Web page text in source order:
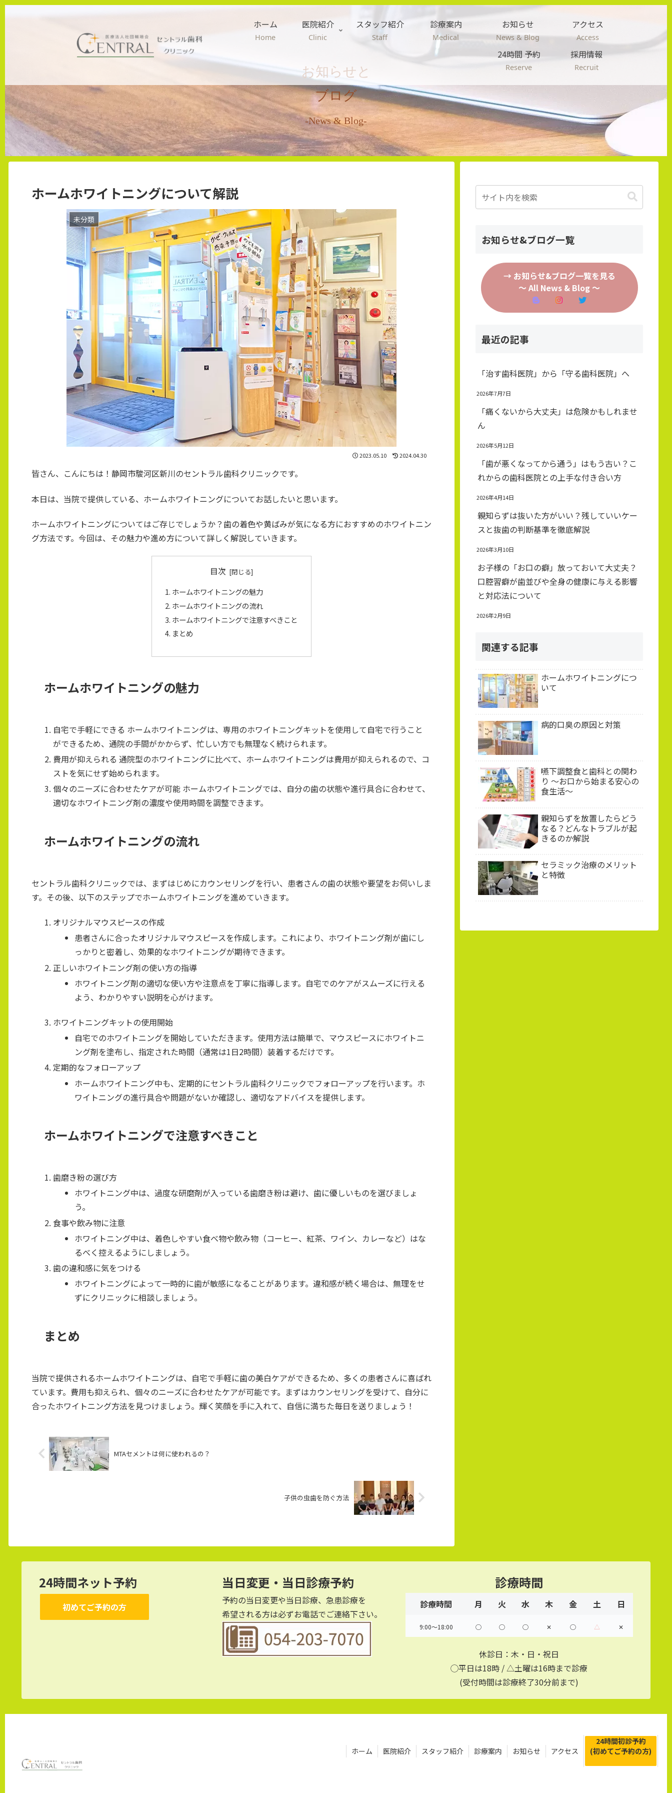
お知らせと
ブログ
-News & Blog-
ホーム
Home
医院紹介
Clinic
スタッフ紹介
Staff
診療案内
Medical
お知らせ
News & Blog
アクセス
Access
24時間 予約
Reserve
採用情報
Recruit
ホームホワイトニングについて解説
未分類
2023.05.10 2024.04.30
皆さん、こんにちは！静岡市駿河区新川のセントラル歯科クリニックです。
本日は、当院で提供している、ホームホワイトニングについてお話したいと思います。
ホームホワイトニングについてはご存じでしょうか？歯の着色や黄ばみが気になる方におすすめのホワイトニン
グ方法です。今回は、その魅力や進め方について詳しく解説していきます。
目次
ホームホワイトニングの魅力
ホームホワイトニングの流れ
ホームホワイトニングで注意すべきこと
まとめ
ホームホワイトニングの魅力
自宅で手軽にできる ホームホワイトニングは、専用のホワイトニングキットを使用して自宅で行うこと
ができるため、通院の手間がかからず、忙しい方でも無理なく続けられます。
費用が抑えられる 通院型のホワイトニングに比べて、ホームホワイトニングは費用が抑えられるので、コ
ストを気にせず始められます。
個々のニーズに合わせたケアが可能 ホームホワイトニングでは、自分の歯の状態や進行具合に合わせて、
適切なホワイトニング剤の濃度や使用時間を調整できます。
ホームホワイトニングの流れ
セントラル歯科クリニックでは、まずはじめにカウンセリングを行い、患者さんの歯の状態や要望をお伺いしま
す。その後、以下のステップでホームホワイトニングを進めていきます。
オリジナルマウスピースの作成
患者さんに合ったオリジナルマウスピースを作成します。これにより、ホワイトニング剤が歯にし
っかりと密着し、効果的なホワイトニングが期待できます。
正しいホワイトニング剤の使い方の指導
ホワイトニング剤の適切な使い方や注意点を丁寧に指導します。自宅でのケアがスムーズに行える
よう、わかりやすい説明を心がけます。
ホワイトニングキットの使用開始
自宅でのホワイトニングを開始していただきます。使用方法は簡単で、マウスピースにホワイトニ
ング剤を塗布し、指定された時間（通常は1日2時間）装着するだけです。
定期的なフォローアップ
ホームホワイトニング中も、定期的にセントラル歯科クリニックでフォローアップを行います。ホ
ワイトニングの進行具合や問題がないか確認し、適切なアドバイスを提供します。
ホームホワイトニングで注意すべきこと
歯磨き粉の選び方
ホワイトニング中は、過度な研磨剤が入っている歯磨き粉は避け、歯に優しいものを選びましょ
う。
食事や飲み物に注意
ホワイトニング中は、着色しやすい食べ物や飲み物（コーヒー、紅茶、ワイン、カレーなど）はな
るべく控えるようにしましょう。
歯の違和感に気をつける
ホワイトニングによって一時的に歯が敏感になることがあります。違和感が続く場合は、無理をせ
ずにクリニックに相談しましょう。
まとめ
当院で提供されるホームホワイトニングは、自宅で手軽に歯の美白ケアができるため、多くの患者さんに喜ばれ
ています。費用も抑えられ、個々のニーズに合わせたケアが可能です。まずはカウンセリングを受けて、自分に
合ったホワイトニング方法を見つけましょう。輝く笑顔を手に入れて、自信に満ちた毎日を送りましょう！
MTAセメントは何に使われるの？
子供の虫歯を防ぐ方法
お知らせ&ブログ一覧
→ お知らせ&ブログ一覧を見る
～ All News & Blog ～
最近の記事
「治す歯科医院」から「守る歯科医院」へ
2026年7月7日
「痛くないから大丈夫」は危険かもしれませ
ん
2026年5月12日
「歯が悪くなってから通う」はもう古い？こ
れからの歯科医院との上手な付き合い方
2026年4月14日
親知らずは抜いた方がいい？残していいケー
スと抜歯の判断基準を徹底解説
2026年3月10日
お子様の「お口の癖」放っておいて大丈夫？
口腔習癖が歯並びや全身の健康に与える影響
と対応法について
2026年2月9日
関連する記事
ホームホワイトニングにつ
いて
病的口臭の原因と対策
嚥下調整食と歯科との関わ
り 〜お口から始まる安心の
食生活〜
親知らずを放置したらどう
なる？どんなトラブルが起
きるのか解説
セラミック治療のメリット
と特徴
24時間ネット予約
初めてご予約の方
当日変更・当日診療予約
予約の当日変更や当日診療、急患診療を
希望される方は必ずお電話でご連絡下さい。
診療時間
診療時間 月 火 水 木 金 土 日
9:00～18:00 ◯ ◯ ◯ ✕ ◯ △ ✕
休診日：木・日・祝日
◯平日は18時 / △土曜は16時まで診療
(受付時間は診療終了30分前まで)
ホーム 医院紹介 スタッフ紹介 診療案内 お知らせ アクセス
24時間初診予約
(初めてご予約の方)